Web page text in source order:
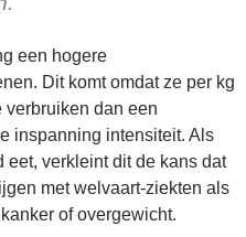
een hogere
Dit komt omdat ze per kg
verbruiken dan een
inspanning intensiteit. Als
verkleint dit de kans dat
met welvaart-ziekten als
of overgewicht.